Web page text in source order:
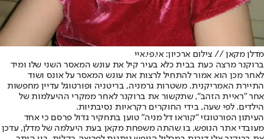
מדלן מקאן // צילום ארכיון: אי.פי.איי
ברוקנר מרצה כעת בבית כלא בעיר קיל את עונש המאסר השני שלו ומיד
לאחר מכן הוא אמור להתחיל לרצות את עונש המאסר על אונס ושוד
התיירת האמריקנית. משטרות גרמניה, בריטניה ופורטוגל עדיין מחפשות
אחר ״ראיית הזהב״, שתקשור את ברוקנר לאחר ממקרי ההיעלמות של
הילדים. לפי שעה, בידי החוקרים רקראיות נסיבתיות.
העיתון הפורטוגזי ״קוראו דל מניה״ טוען בתחקיר גדול פרסם כי אחד
מעובדי אתר הנופש, בו שהתה משפחת מקאן בעת היעלמה של מדלן, עדכן